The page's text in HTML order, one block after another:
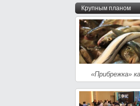
Крупным планом
«Прибрежка»